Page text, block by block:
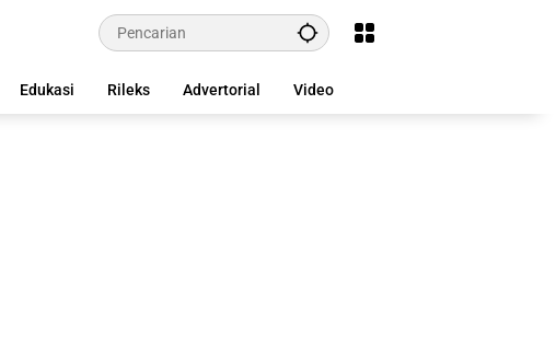
Edukasi Rileks Advertorial Video